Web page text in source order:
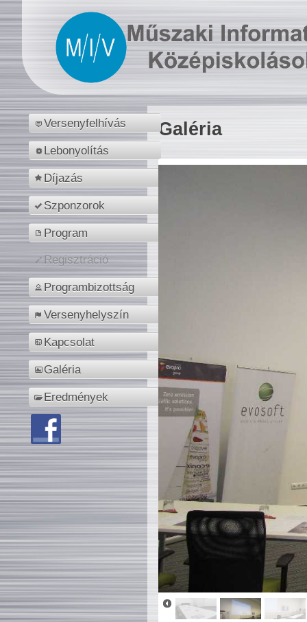
Versenyfelhívás
Lebonyolítás
Díjazás
Szponzorok
Program
Regisztráció
Programbizottság
Versenyhelyszín
Kapcsolat
Galéria
Eredmények
Galéria